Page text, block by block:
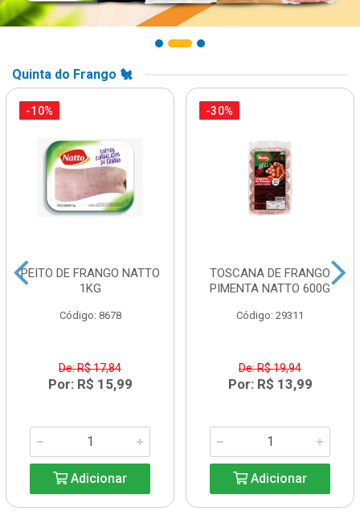
Quinta do Frango 🐔
-10%
PEITO DE FRANGO NATTO
1KG
Código: 8678
De: R$ 17,84
Por: R$ 15,99
Adicionar
-30%
TOSCANA DE FRANGO
PIMENTA NATTO 600G
Código: 29311
De: R$ 19,94
Por: R$ 13,99
Adicionar